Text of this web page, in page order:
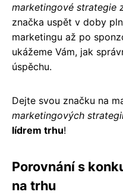
marketingové strategie
značka uspět v doby
marketingu až po
ukážeme Vám, jak
úspěchu.
Dejte svou značku na
marketingových
lídrem trhu!
Porovnání s
na trhu